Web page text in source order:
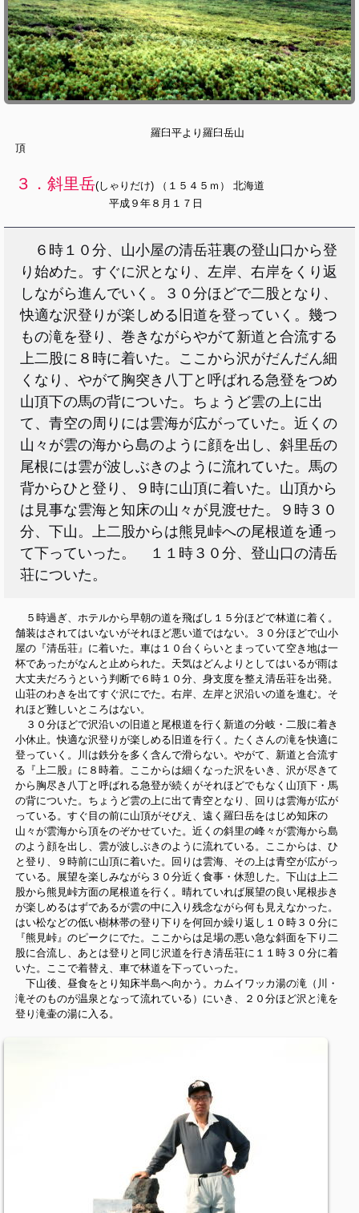
羅臼平より羅臼岳山
頂
３．斜里岳(しゃりだけ) （１５４５ｍ） 北海道
平成９年８月１７日
６時１０分、山小屋の清岳荘裏の登山口から登
り始めた。すぐに沢となり、左岸、右岸をくり返
しながら進んでいく。３０分ほどで二股となり、
快適な沢登りが楽しめる旧道を登っていく。幾つ
もの滝を登り、巻きながらやがて新道と合流する
上二股に８時に着いた。ここから沢がだんだん細
くなり、やがて胸突き八丁と呼ばれる急登をつめ
山頂下の馬の背についた。ちょうど雲の上に出
て、青空の周りには雲海が広がっていた。近くの
山々が雲の海から島のように顔を出し、斜里岳の
尾根には雲が波しぶきのように流れていた。馬の
背からひと登り、９時に山頂に着いた。山頂から
は見事な雲海と知床の山々が見渡せた。９時３０
分、下山。上二股からは熊見峠への尾根道を通っ
て下っていった。 １１時３０分、登山口の清岳
荘についた。
５時過ぎ、ホテルから早朝の道を飛ばし１５分ほどで林道に着く。
舗装はされてはいないがそれほど悪い道ではない。３０分ほどで山小
屋の『清岳荘』に着いた。車は１０台くらいとまっていて空き地は一
杯であったがなんと止められた。天気はどんよりとしてはいるが雨は
大丈夫だろうという判断で６時１０分、身支度を整え清岳荘を出発。
山荘のわきを出てすぐ沢にでた。右岸、左岸と沢沿いの道を進む。そ
れほど難しいところはない。
３０分ほどで沢沿いの旧道と尾根道を行く新道の分岐・二股に着き
小休止。快適な沢登りが楽しめる旧道を行く。たくさんの滝を快適に
登っていく。川は鉄分を多く含んで滑らない。やがて、新道と合流す
る『上二股』に８時着。ここからは細くなった沢をいき、沢が尽きて
から胸尽き八丁と呼ばれる急登が続くがそれほどでもなく山頂下・馬
の背についた。ちょうど雲の上に出て青空となり、回りは雲海が広が
っている。すぐ目の前に山頂がそびえ、遠く羅臼岳をはじめ知床の
山々が雲海から頂をのぞかせていた。近くの斜里の峰々が雲海から島
のよう顔を出し、雲が波しぶきのように流れている。ここからは、ひ
と登り、９時前に山頂に着いた。回りは雲海、その上は青空が広がっ
ている。展望を楽しみながら３０分近く食事・休憩した。下山は上二
股から熊見峠方面の尾根道を行く。晴れていれば展望の良い尾根歩き
が楽しめるはずであるが雲の中に入り残念ながら何も見えなかった。
はい松などの低い樹林帯の登り下りを何回か繰り返し１０時３０分に
『熊見峠』のピークにでた。ここからは足場の悪い急な斜面を下り二
股に合流し、あとは登りと同じ沢道を行き清岳荘に１１時３０分に着
いた。ここで着替え、車で林道を下っていった。
下山後、昼食をとり知床半島へ向かう。カムイワッカ湯の滝（川・
滝そのものが温泉となって流れている）にいき、２０分ほど沢と滝を
登り滝壷の湯に入る。